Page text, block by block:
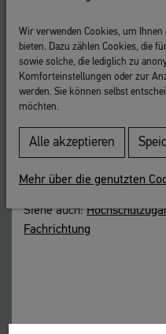
Fachbindung
Festlegung, dass nur
bestimmten
dürfen.
Die Fachbindung ist Teil der
sich aus derFachrichtung
Siehe auch:
Fachrichtung
Wir verwenden Cookies, um
bieten. Dazu zählen Cookies, die
sowie solche, die lediglich zu
Komforteinstellungen oder zur
werden. Sie können selbst
möchten.
Alle akzeptieren
Mehr über die genutzten